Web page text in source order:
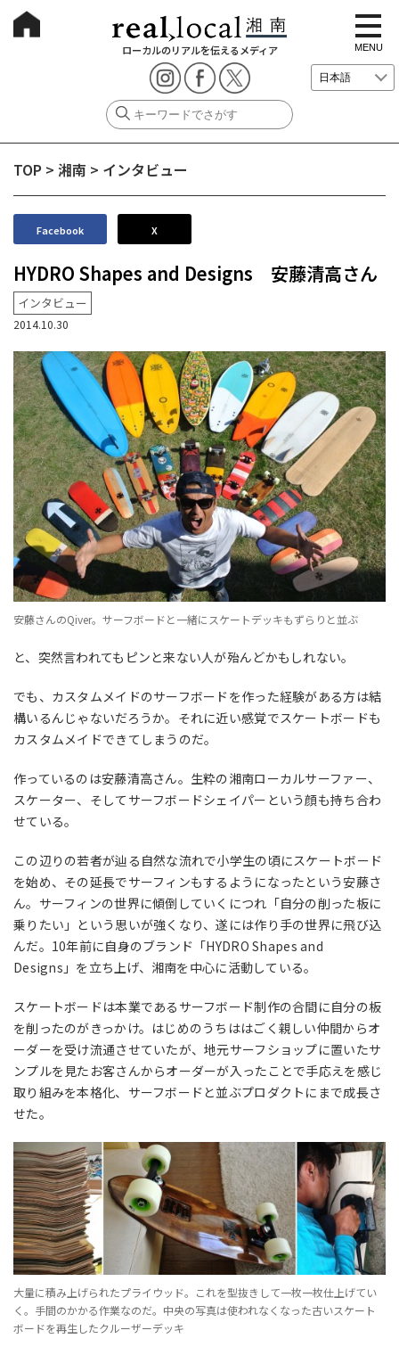
ローカルのリアルを伝えるメディア
t
o
g
g
e
i
i
MENU
TOP > 湘南 > インタビュー
Facebook X
HYDRO Shapes and Designs 安藤清高さん
インタビュー
2014.10.30
安藤さんのQiver。サーフボードと一緒にスケートデッキもずらりと並ぶ
と、突然言われてもピンと来ない人が殆んどかもしれない。
でも、カスタムメイドのサーフボードを作った経験がある方は結
構いるんじゃないだろうか。それに近い感覚でスケートボードも
カスタムメイドできてしまうのだ。
作っているのは安藤清高さん。生粋の湘南ローカルサーファー、
スケーター、そしてサーフボードシェイパーという顔も持ち合わ
せている。
この辺りの若者が辿る自然な流れで小学生の頃にスケートボード
を始め、その延長でサーフィンもするようになったという安藤さ
ん。サーフィンの世界に傾倒していくにつれ「自分の削った板に
乗りたい」という思いが強くなり、遂には作り手の世界に飛び込
んだ。10年前に自身のブランド「HYDRO Shapes and
Designs」を立ち上げ、湘南を中心に活動している。
スケートボードは本業であるサーフボード制作の合間に自分の板
を削ったのがきっかけ。はじめのうちははごく親しい仲間からオ
ーダーを受け流通させていたが、地元サーフショップに置いたサ
ンプルを見たお客さんからオーダーが入ったことで手応えを感じ
取り組みを本格化、サーフボードと並ぶプロダクトにまで成長さ
せた。
大量に積み上げられたプライウッド。これを型抜きして一枚一枚仕上げてい
く。手間のかかる作業なのだ。中央の写真は使われなくなった古いスケート
ボードを再生したクルーザーデッキ